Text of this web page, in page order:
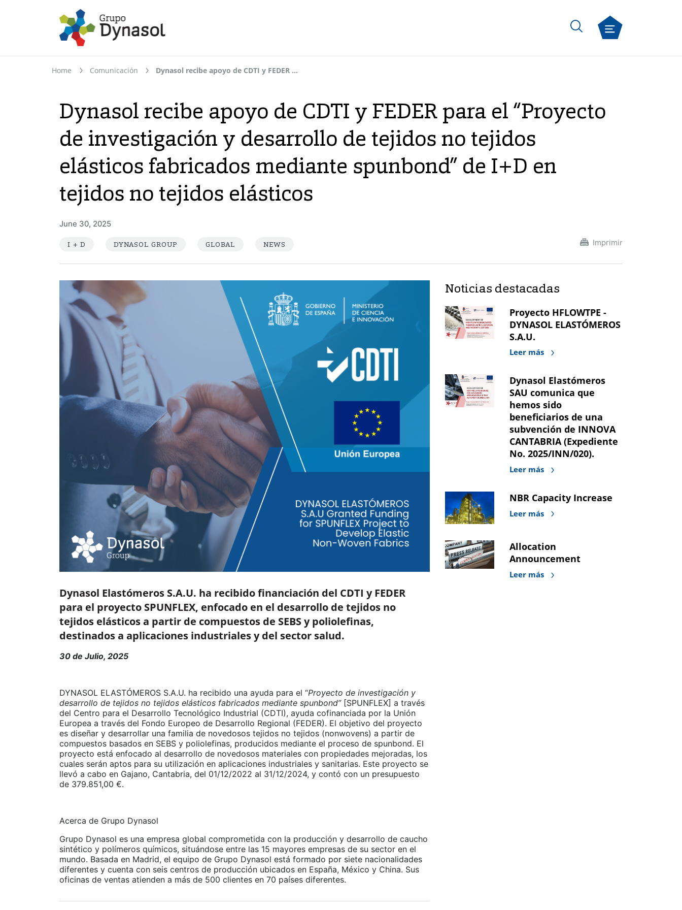
Home Comunicación Dynasol recibe apoyo de CDTI y FEDER para el “Proyecto de investigación y desarrollo de tejidos no tejidos elásticos fabricados mediante spunbond” de I+D en tejidos no tejidos elásticos
Dynasol recibe apoyo de CDTI y FEDER para el “Proyecto
de investigación y desarrollo de tejidos no tejidos
elásticos fabricados mediante spunbond” de I+D en
tejidos no tejidos elásticos
I + D DYNASOL GROUP GLOBAL NEWS
June 30, 2025
Imprimir
Dynasol Elastómeros S.A.U. ha recibido financiación del CDTI y FEDER
para el proyecto SPUNFLEX, enfocado en el desarrollo de tejidos no
tejidos elásticos a partir de compuestos de SEBS y poliolefinas,
destinados a aplicaciones industriales y del sector salud.
30 de Julio, 2025
DYNASOL ELASTÓMEROS S.A.U. ha recibido una ayuda para el “Proyecto de investigación y
desarrollo de tejidos no tejidos elásticos fabricados mediante spunbond”[SPUNFLEX] a través
del Centro para el Desarrollo Tecnológico Industrial (CDTI), ayuda cofinanciada por la Unión
Europea a través del Fondo Europeo de Desarrollo Regional (FEDER). El objetivo del proyecto
es diseñar y desarrollar una familia de novedosos tejidos no tejidos (nonwovens) a partir de
compuestos basados en SEBS y poliolefinas, producidos mediante el proceso de spunbond. El
proyecto está enfocado al desarrollo de novedosos materiales con propiedades mejoradas, los
cuales serán aptos para su utilización en aplicaciones industriales y sanitarias. Este proyecto se
llevó a cabo en Gajano, Cantabria, del 01/12/2022 al 31/12/2024, y contó con un presupuesto
de 379.851,00 €.
Acerca de Grupo Dynasol
Grupo Dynasol es una empresa global comprometida con la producción y desarrollo de caucho
sintético y polímeros químicos, situándose entre las 15 mayores empresas de su sector en el
mundo. Basada en Madrid, el equipo de Grupo Dynasol está formado por siete nacionalidades
diferentes y cuenta con seis centros de producción ubicados en España, México y China. Sus
oficinas de ventas atienden a más de 500 clientes en 70 países diferentes.
Noticias destacadas
Proyecto HFLOWTPE -
DYNASOL ELASTÓMEROS
S.A.U.
Leer más
Dynasol Elastómeros
SAU comunica que
hemos sido
beneficiarios de una
subvención de INNOVA
CANTABRIA (Expediente
No. 2025/INN/020).
Leer más
NBR Capacity Increase
Leer más
Allocation
Announcement
Leer más